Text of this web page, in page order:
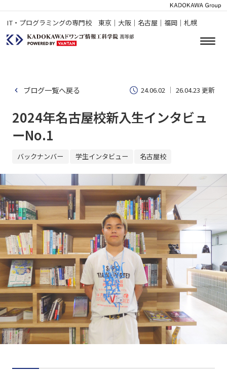
IT・プログラミングの専門校 東京｜大阪｜名古屋｜福岡｜札幌
ブログ一覧へ戻る 24.06.02 26.04.23 更新
2024年名古屋校新入生インタビュ
ーNo.1
バックナンバー 学生インタビュー 名古屋校